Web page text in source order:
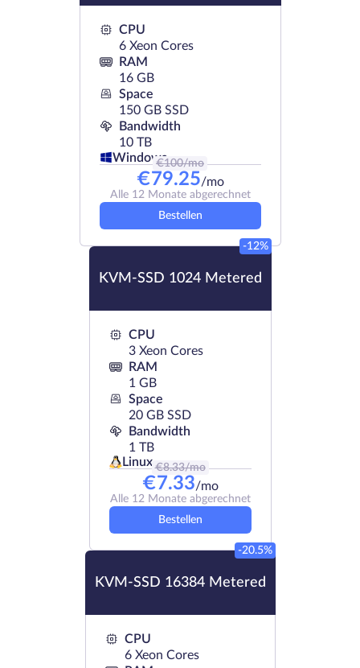
CPU
6 Xeon Cores
RAM
16 GB
Space
150 GB SSD
Bandwidth
10 TB
Windows
€100/mo
€79.25/mo
Alle 12 Monate abgerechnet
Bestellen
KVM-SSD 1024 Metered
-12%
CPU
3 Xeon Cores
RAM
1 GB
Space
20 GB SSD
Bandwidth
1 TB
Linux €8.33/mo
€7.33/mo
Alle 12 Monate abgerechnet
Bestellen
KVM-SSD 16384 Metered
-20.5%
CPU
6 Xeon Cores